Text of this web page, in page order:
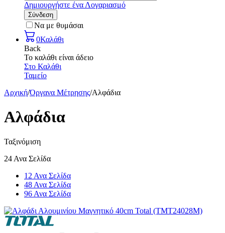
Δημιουργήστε ένα Λογαριασμό
Σύνδεση
Να με θυμάσαι
0Καλάθι
Back
Το καλάθι είναι άδειο
Στο Καλάθι
Ταμείο
Αρχική/Όργανα Μέτρησης/Αλφάδια
Αλφάδια
Ταξινόμιση
24 Ανα Σελίδα
12 Ανα Σελίδα
48 Ανα Σελίδα
96 Ανα Σελίδα